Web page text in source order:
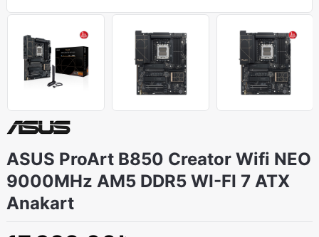
ASUS ProArt B850 Creator Wifi NEO
9000MHz AM5 DDR5 WI-FI 7 ATX
Anakart